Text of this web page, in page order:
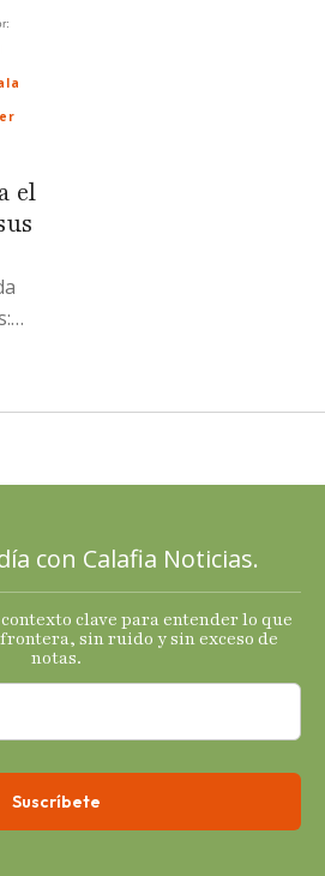
el
con Calafia Noticias.
clave para entender lo que
sin ruido y sin exceso de
notas.